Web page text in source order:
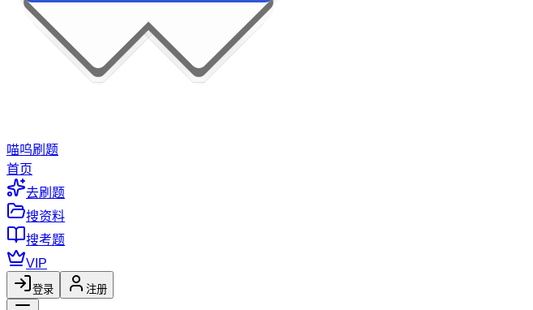
喵呜刷题
首页
去刷题
搜资料
搜考题
VIP
登录 注册